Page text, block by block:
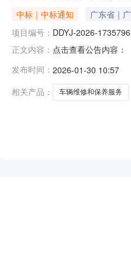
中标｜中标通知 广东省｜
项目编号： DDYJ-2026-1735796
正文内容： 点击查看公告内容：
发布时间： 2026-01-30 10:57
相关产品：
车辆维修和保养服务